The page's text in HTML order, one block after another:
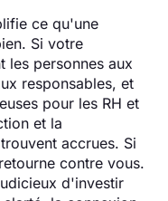
ce qu'une
Si votre
les personnes aux
responsables, et
pour les RH et
et la
accrues. Si
contre vous.
d'investir